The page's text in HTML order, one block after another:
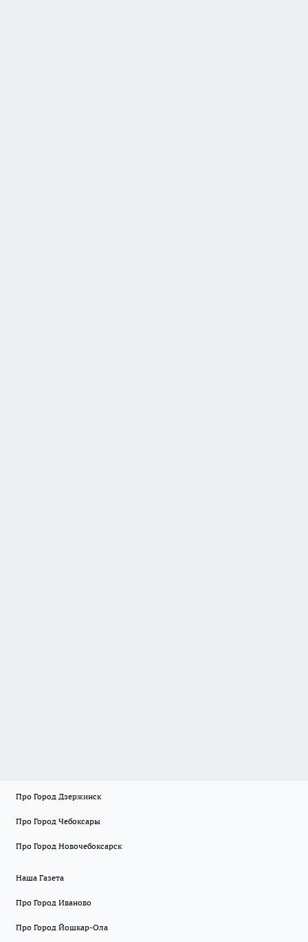
Про Город Дзержинск
Про Город Чебоксары
Про Город Новочебоксарск
Наша Газета
Про Город Иваново
Про Город Йошкар-Ола